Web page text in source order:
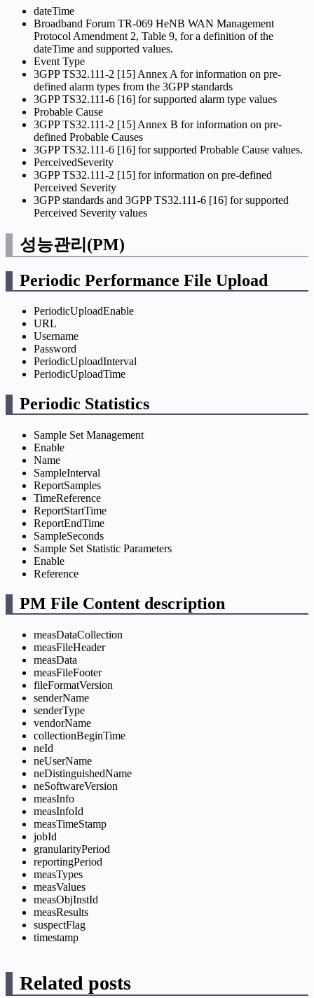
dateTime
Broadband Forum TR-069 HeNB WAN Management
Protocol Amendment 2, Table 9, for a definition of the
dateTime and supported values.
Event Type
3GPP TS32.111-2 [15] Annex A for information on pre-
defined alarm types from the 3GPP standards
3GPP TS32.111-6 [16] for supported alarm type values
Probable Cause
3GPP TS32.111-2 [15] Annex B for information on pre-
defined Probable Causes
3GPP TS32.111-6 [16] for supported Probable Cause values.
PerceivedSeverity
3GPP TS32.111-2 [15] for information on pre-defined
Perceived Severity
3GPP standards and 3GPP TS32.111-6 [16] for supported
Perceived Severity values
성능관리(PM)
Periodic Performance File Upload
PeriodicUploadEnable
URL
Username
Password
PeriodicUploadInterval
PeriodicUploadTime
Periodic Statistics
Sample Set Management
Enable
Name
SampleInterval
ReportSamples
TimeReference
ReportStartTime
ReportEndTime
SampleSeconds
Sample Set Statistic Parameters
Enable
Reference
PM File Content description
measDataCollection
measFileHeader
measData
measFileFooter
fileFormatVersion
senderName
senderType
vendorName
collectionBeginTime
neId
neUserName
neDistinguishedName
neSoftwareVersion
measInfo
measInfoId
measTimeStamp
jobId
granularityPeriod
reportingPeriod
measTypes
measValues
measObjInstId
measResults
suspectFlag
timestamp
Related posts